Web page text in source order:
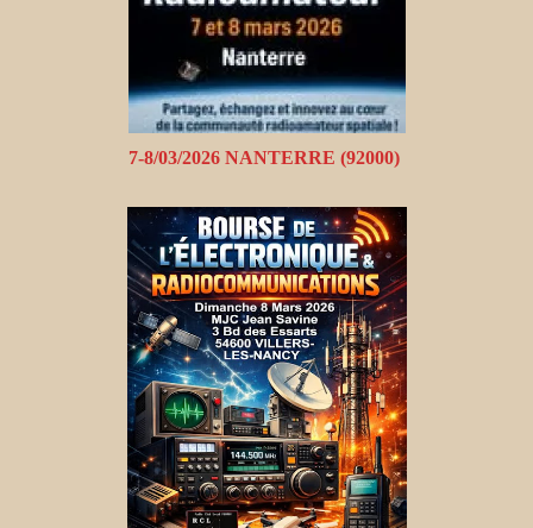
7-8/03/2026 NANTERRE (92000)